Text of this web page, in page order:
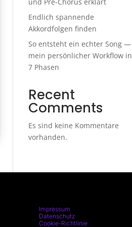
Endlich spannende
Akkordfolgen finden
So entsteht ein echter Song —
mein persönlicher Workflow in
7 Phasen
Recent
Comments
Es sind keine Kommentare
vorhanden.
Impressum
Datenschutz
Cookie-Richtlinie